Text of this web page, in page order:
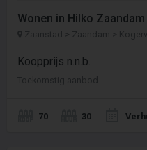
Wonen in Hilko Zaandam
Zaanstad > Zaandam >
Koopprijs n.n.b.
Toekomstig aanbod
70 30